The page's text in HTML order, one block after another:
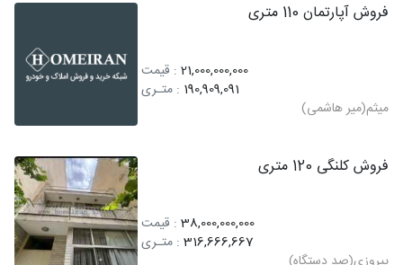
فروش آپارتمان 110 متری
21,000,000,000 : قیمت
190,909,091 : متـری
میثم(میر هاشمی)
فروش کلنگی 120 متری
38,000,000,000 : قیمت
316,666,667 : متـری